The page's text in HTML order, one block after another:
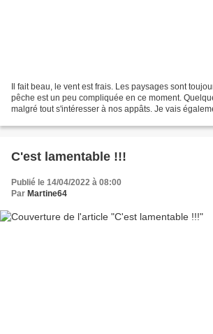
Il fait beau, le vent est frais. Les paysages sont
pêche est un peu compliquée en ce moment.
malgré tout s'intéresser à nos appâts. Je vais également découvrir de
C'est lamentable !!!
Publié le 14/04/2022 à 08:00
Par Martine64